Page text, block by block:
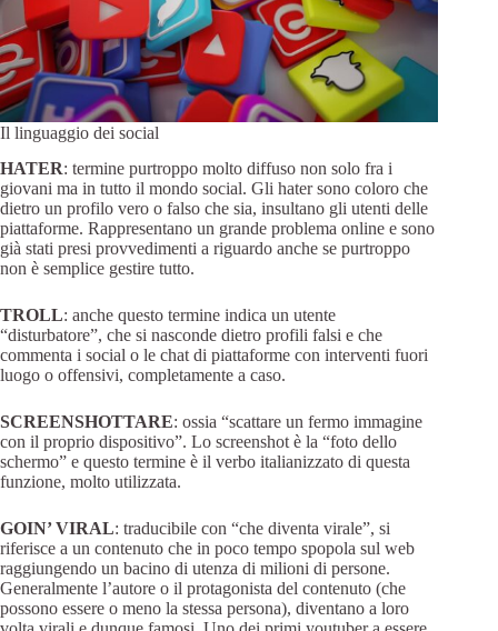
Il linguaggio dei social
HATER: termine purtroppo molto diffuso non solo fra i
giovani ma in tutto il mondo social. Gli hater sono coloro che
dietro un profilo vero o falso che sia, insultano gli utenti delle
piattaforme. Rappresentano un grande problema online e sono
già stati presi provvedimenti a riguardo anche se purtroppo
non è semplice gestire tutto.
TROLL: anche questo termine indica un utente
“disturbatore”, che si nasconde dietro profili falsi e che
commenta i social o le chat di piattaforme con interventi fuori
luogo o offensivi, completamente a caso.
SCREENSHOTTARE: ossia “scattare un fermo immagine
con il proprio dispositivo”. Lo screenshot è la “foto dello
schermo” e questo termine è il verbo italianizzato di questa
funzione, molto utilizzata.
GOIN’ VIRAL: traducibile con “che diventa virale”, si
riferisce a un contenuto che in poco tempo spopola sul web
raggiungendo un bacino di utenza di milioni di persone.
Generalmente l’autore o il protagonista del contenuto (che
possono essere o meno la stessa persona), diventano a loro